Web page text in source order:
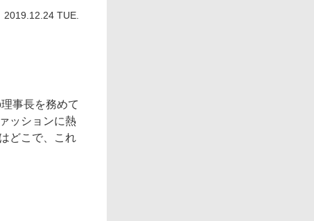
2019.12.24 TUE.
事長を務めて
ッションに熱
どこで、これ